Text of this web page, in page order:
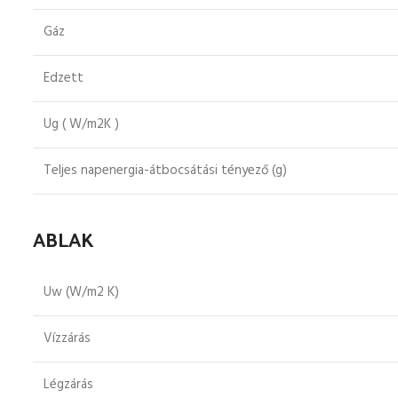
Gáz
Edzett
Ug ( W/m2K )
Teljes napenergia-átbocsátási tényező (g)
ABLAK
Uw (W/m2 K)
Vízzárás
Légzárás